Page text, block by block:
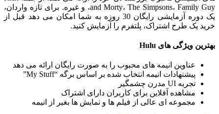
and Morty، The Simpsons، Family Guy، و غیره. برای تازه واردان،
یک دوره آزمایشی رایگان 30 روزه به شما امکان می دهد قبل از
خرید یک طرح اشتراک، پلتفرم را آزمایش کنید.
بهترین ویژگی های Hulu
عناوین انیمه های محبوب را به صورت رایگان ارائه می دهد
پیشنهادات انیمه انتخاب شده بر اساس برگه “My Stuff”
تجربه UI مدرن چشمگیر
مشاهده آفلاین برای کاربران دارای اشتراک
مجموعه ای عالی از فیلم ها و نمایش ها بغیر از انیمه